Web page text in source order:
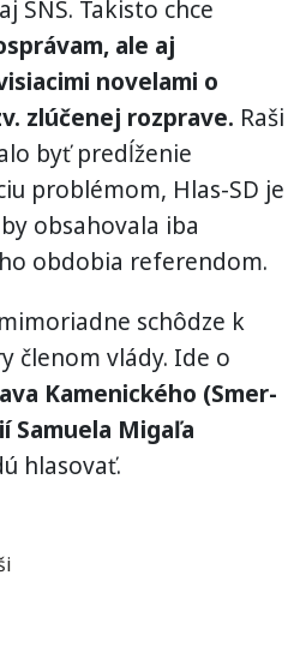
SNS. Takisto chce
ale aj
novelami o
zlúčenej rozprave. Raši
byť predĺženie
problémom, Hlas-SD je
obsahovala iba
obdobia referendom.
schôdze k
členom vlády. Ide o
Kamenického (Smer-
Samuela Migaľa
hlasovať.